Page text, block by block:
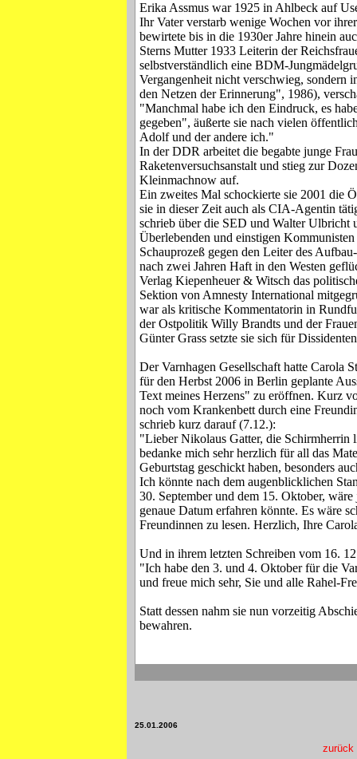
Erika Assmus war 1925 in Ahlbeck auf
Ihr Vater verstarb wenige Wochen vor
bewirtete bis in die 1930er Jahre hinein
Sterns Mutter 1933 Leiterin der
selbstverständlich eine BDM-
Vergangenheit nicht verschwieg,
den Netzen der Erinnerung", 1986),
"Manchmal habe ich den Eindruck, es
gegeben", äußerte sie nach vielen
Adolf und der andere ich."
In der DDR arbeitet die begabte junge
Raketenversuchsanstalt und stieg zur
Kleinmachnow auf.
Ein zweites Mal schockierte sie 2001 die
sie in dieser Zeit auch als CIA-Agentin
schrieb über die SED und Walter Ulbricht
Überlebenden und einstigen
Schauprozeß gegen den Leiter des
nach zwei Jahren Haft in den Westen
Verlag Kiepenheuer & Witsch das
Sektion von Amnesty International
war als kritische Kommentatorin in
der Ostpolitik Willy Brandts und der
Günter Grass setzte sie sich für
Der Varnhagen Gesellschaft hatte Carola
für den Herbst 2006 in Berlin geplante
Text meines Herzens" zu eröffnen. Kurz
noch vom Krankenbett durch eine
schrieb kurz darauf (7.12.):
"Lieber Nikolaus Gatter, die Schirmherrin
bedanke mich sehr herzlich für all das
Geburtstag geschickt haben, besonders
Ich könnte nach dem augenblicklichen
30. September und dem 15. Oktober,
genaue Datum erfahren könnte. Es wäre
Freundinnen zu lesen. Herzlich, Ihre
Und in ihrem letzten Schreiben vom 16.
"Ich habe den 3. und 4. Oktober für die
und freue mich sehr, Sie und alle Rahel-
Statt dessen nahm sie nun vorzeitig
bewahren.
25.01.2006
zurück